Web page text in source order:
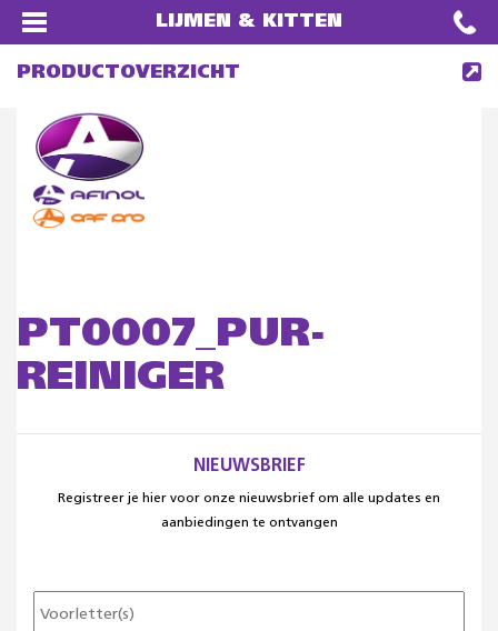
LIJMEN & KITTEN
PRODUCTOVERZICHT
PT0007_PUR-
REINIGER
NIEUWSBRIEF
Registreer je hier voor onze nieuwsbrief om alle updates en
aanbiedingen te ontvangen